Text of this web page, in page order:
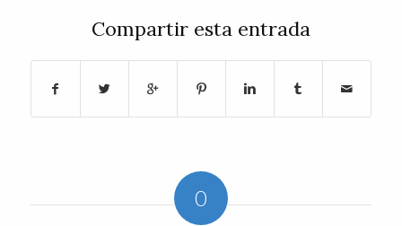
Compartir esta entrada
0